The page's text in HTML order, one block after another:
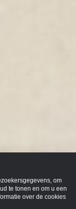
om
te tonen en om u een
over de cookies